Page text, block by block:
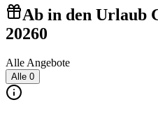
Ab in den Urlaub
20260
Alle Angebote
Alle 0